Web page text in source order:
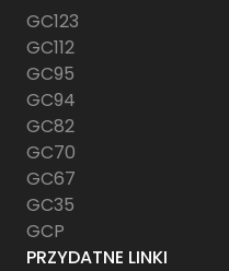
GC123
GC112
GC95
GC94
GC82
GC70
GC67
GC35
GCP
PRZYDATNE LINKI